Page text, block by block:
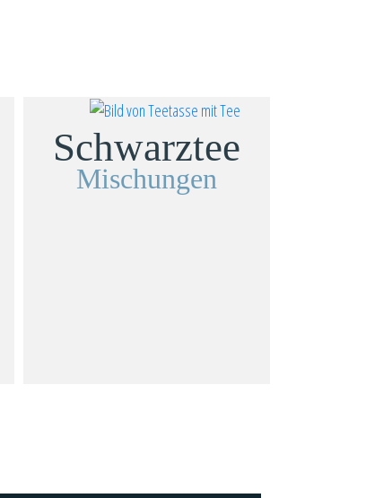
Schwarztee
Mischungen